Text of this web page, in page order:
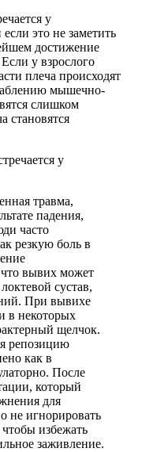
у
это не заметить
достижение
у взрослого
плеча происходят
мышечно-
слишком
становятся
травма,
падения,
часто
резкую боль в
вывих может
сустав,
При вывихе
в некоторых
щелчок.
репозицию
как в
После
который
для
не игнорировать
избежать
заживление.